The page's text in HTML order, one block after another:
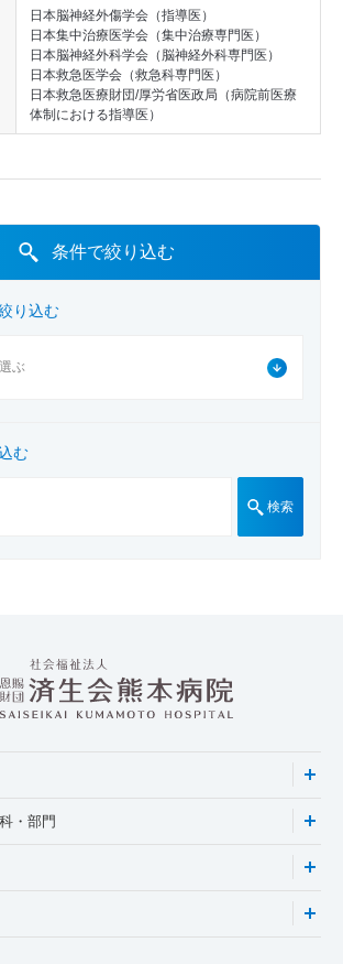
日本脳神経外傷学会（指導医）
日本集中治療医学会（集中治療専門医）
日本脳神経外科学会（脳神経外科専門医）
日本救急医学会（救急科専門医）
日本救急医療財団/厚労省医政局（病院前医療
体制における指導医）
条件で絞り込む
り込む
む
検索
・部門